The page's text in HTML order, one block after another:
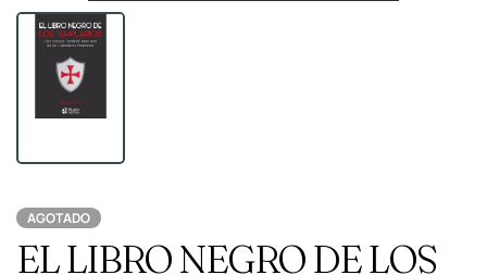
AGOTADO
EL LIBRO NEGRO DE LOS